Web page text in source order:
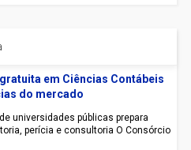
em Ciências Contábeis
do mercado
universidades públicas prepara
perícia e consultoria O Consórcio